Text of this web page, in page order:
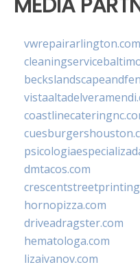
vwrepairarlington.com
dmtacos.com
hornopizza.com
driveadragster.com
hematologa.com
lizaivanov.com